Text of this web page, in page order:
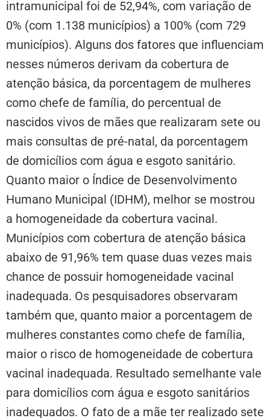
intramunicipal foi de 52,94%, com variação de
0% (com 1.138 municípios) a 100% (com 729
municípios). Alguns dos fatores que influenciam
nesses números derivam da cobertura de
atenção básica, da porcentagem de mulheres
como chefe de família, do percentual de
nascidos vivos de mães que realizaram sete ou
mais consultas de pré-natal, da porcentagem
de domicílios com água e esgoto sanitário.
Quanto maior o Índice de Desenvolvimento
Humano Municipal (IDHM), melhor se mostrou
a homogeneidade da cobertura vacinal.
Municípios com cobertura de atenção básica
abaixo de 91,96% tem quase duas vezes mais
chance de possuir homogeneidade vacinal
inadequada. Os pesquisadores observaram
também que, quanto maior a porcentagem de
mulheres constantes como chefe de família,
maior o risco de homogeneidade de cobertura
vacinal inadequada. Resultado semelhante vale
para domicílios com água e esgoto sanitários
inadequados. O fato de a mãe ter realizado sete